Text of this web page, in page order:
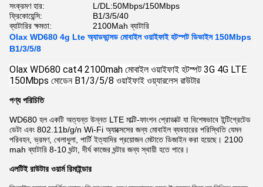
সংক্রমণ হার:
L/DL:50Mbps/150Mbps
ফ্রিকোয়েন্সি:
B1/3/5/40
ব্যাটারির ক্ষমতা:
2100Mah ব্যাটারি
Olax WD680 4g Lte অ্যাডভান্সড মোবাইল ওয়াইফাই হটস্পট ডিভাইস 150Mbps
B1/3/5/8
Olax WD680 cat4 2100mah মোবাইল ওয়াইফাই হটস্পট 3G 4G LTE
150Mbps মোডেন B1/3/5/8 ওয়াইফাই ওয়্যারলেস রাউটার
পণ্য পরিচিতি
WD680 হল একটি অত্যন্ত উন্নত LTE মাল্টি-ফাংশন প্রোডাক্ট যা বিশেষভাবে ইন্টিগ্রেটেড
ডেটা এবং 802.11b/g/n Wi-Fi অ্যাক্সেসের জন্য মোবাইল ব্যবহারের পরিস্থিতি যেমন
পরিবহন, ভ্রমণ, খেলাধুলা, পার্টি ইত্যাদির প্রয়োজন মেটাতে ডিজাইন করা হয়েছে। 2100
mah ব্যাটারি 8-10 ঘন্টা, দীর্ঘ কাজের ঘন্টার জন্য স্থায়ী হতে পারে।
এলটিই রাউটার ওয়ার্ম রিমাইন্ডার